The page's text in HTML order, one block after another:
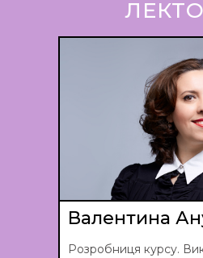
Валентина
Розробниця курсу.